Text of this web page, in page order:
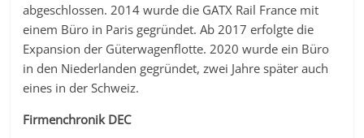
abgeschlossen. 2014 wurde die GATX Rail France mit
einem Büro in Paris gegründet. Ab 2017 erfolgte die
Expansion der Güterwagenflotte. 2020 wurde ein Büro
in den Niederlanden gegründet, zwei Jahre später auch
eines in der Schweiz.
Firmenchronik DEC